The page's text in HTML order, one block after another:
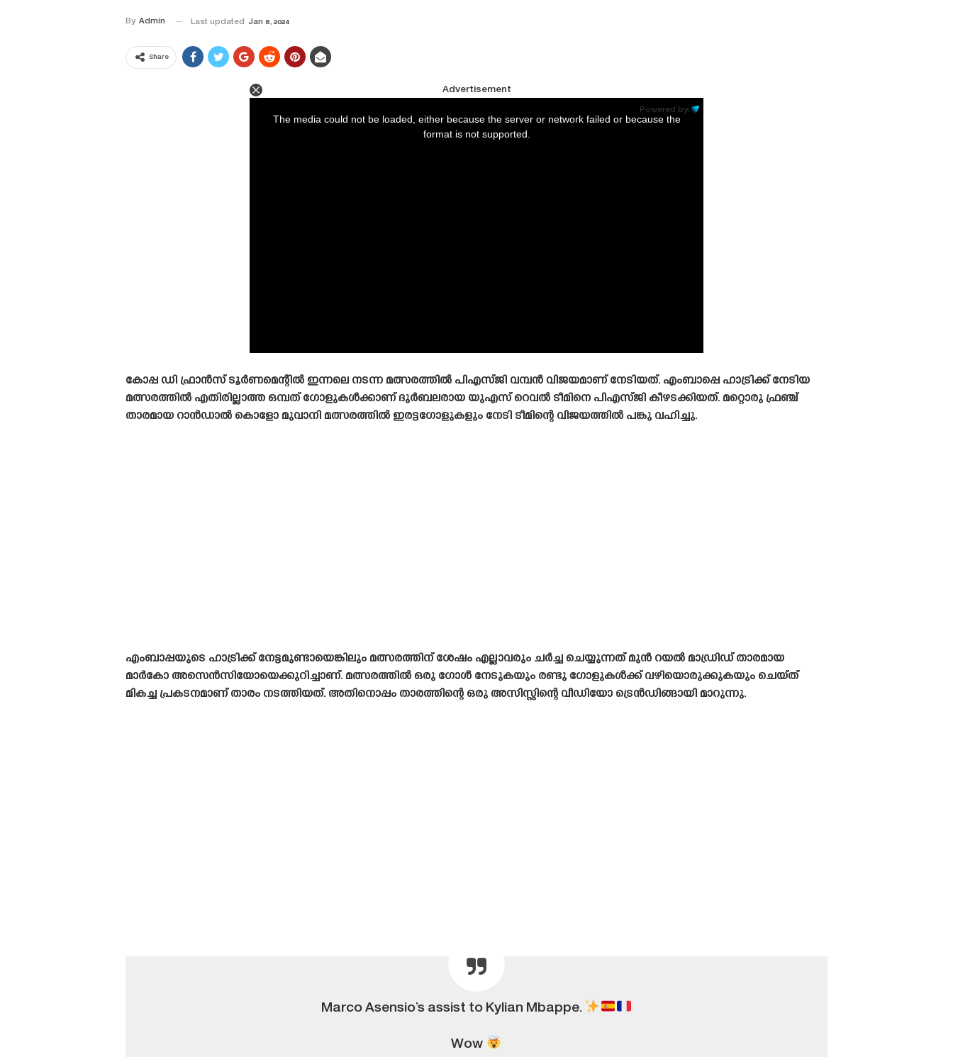
By Admin Last updated Jan 8, 2024
Share
Advertisement
Powered by:
The media could not be loaded, either because the server or network failed or because the
format is not supported.
കോപ്പ ഡി ഫ്രാൻസ് ടൂർണമെന്റിൽ ഇന്നലെ നടന്ന മത്സരത്തിൽ പിഎസ്‌ജി വമ്പൻ വിജയമാണ് നേടിയത്. എംബാപ്പെ ഹാട്രിക്ക് നേടിയ
മത്സരത്തിൽ എതിരില്ലാത്ത ഒമ്പത് ഗോളുകൾക്കാണ് ദുർബലരായ യുഎസ് റെവൽ ടീമിനെ പിഎസ്‌ജി കീഴടക്കിയത്. മറ്റൊരു ഫ്രഞ്ച്
താരമായ റാൻഡാൽ കൊളോ മുവാനി മത്സരത്തിൽ ഇരട്ടഗോളുകളും നേടി ടീമിന്റെ വിജയത്തിൽ പങ്കു വഹിച്ചു.
എംബാപ്പയുടെ ഹാട്രിക്ക് നേട്ടമുണ്ടായെങ്കിലും മത്സരത്തിന് ശേഷം എല്ലാവരും ചർച്ച ചെയ്യുന്നത് മുൻ റയൽ മാഡ്രിഡ് താരമായ
മാർകോ അസെൻസിയോയെക്കുറിച്ചാണ്. മത്സരത്തിൽ ഒരു ഗോൾ നേടുകയും രണ്ടു ഗോളുകൾക്ക് വഴിയൊരുക്കുകയും ചെയ്‌ത്‌
മികച്ച പ്രകടനമാണ് താരം നടത്തിയത്. അതിനൊപ്പം താരത്തിന്റെ ഒരു അസിസ്റ്റിന്റെ വീഡിയോ ട്രെൻഡിങ്ങായി മാറുന്നു.
Marco Asensio’s assist to Kylian Mbappe.
Wow